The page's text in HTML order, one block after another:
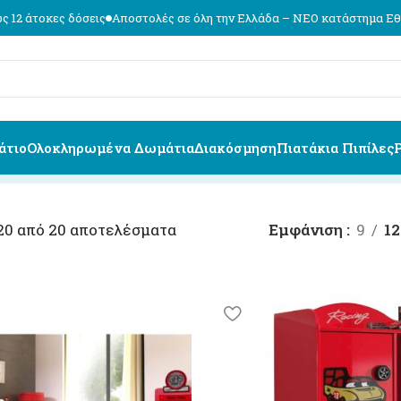
Αποστολές σε όλη την Ελλάδα – ΝΕΟ κατάστημα Εθν. Αντιστάσεως
Ολοκληρωμένα ΔωμάτιαΔιακόσμησηΠιατάκια Πιπίλες
από 20 αποτελέσματα Εμφάνιση 9 12